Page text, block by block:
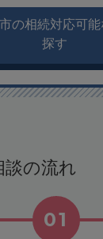
の相続対応可
探す
の流れ
01